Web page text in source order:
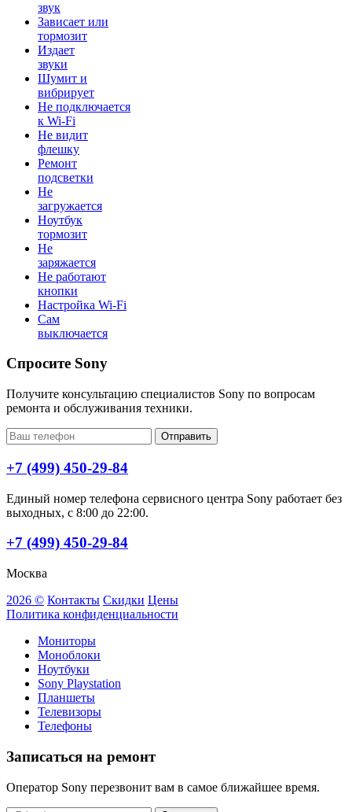
звук
Зависает или
тормозит
Издает
звуки
Шумит и
вибрирует
Не подключается
к Wi-Fi
Не видит
флешку
Ремонт
подсветки
Не
загружается
Ноутбук
тормозит
Не
заряжается
Не работают
кнопки
Настройка Wi-Fi
Сам
выключается
Спросите Sony
Получите консультацию специалистов Sony по вопросам
ремонта и обслуживания техники.
Отправить
+7 (499) 450-29-84
Единый номер телефона сервисного центра Sony работает без
выходных, с 8:00 до 22:00.
+7 (499) 450-29-84
Москва
2026 © Контакты Скидки Цены
Политика конфиденциальности
Мониторы
Моноблоки
Ноутбуки
Sony Playstation
Планшеты
Телевизоры
Телефоны
Записаться на ремонт
Оператор Sony перезвонит вам в самое ближайшее время.